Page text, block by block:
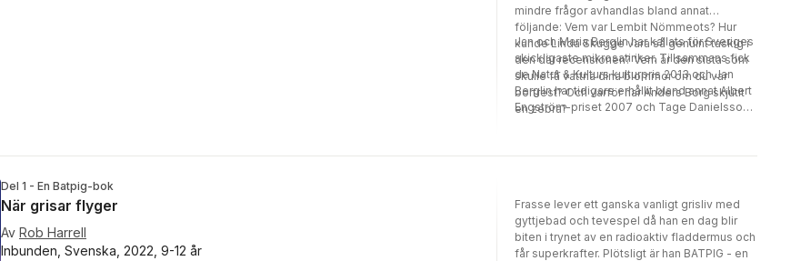
mindre frågor avhandlas bland annat
följande: Vem var Lembit Nömmeots? Hur
kunde Linda Skugge vara så genuint taskig i
den där recensionen? Vem är den sista som
skulle få vattna dina blommor om du var
bortrest? Och varför har Anders Borg skjutit
en zebra?
Jan och Maria Berglin har kallats för Sveriges
skickligaste mikrosatiriker. Tillsammans fick
de Natur & Kulturs kulturpris 2013 och Jan
Berglin har tidigare erhållit bland annat Albert
Engström-priset 2007 och Tage Danielsson-
Del 1 - En Batpig-bok
När grisar flyger
Av Rob Harrell
Inbunden, Svenska, 2022, 9-12 år
Frasse lever ett ganska vanligt grisliv med
gyttjebad och tevespel då han en dag blir
biten i trynet av en radioaktiv fladdermus och
får superkrafter. Plötsligt är han BATPIG - en